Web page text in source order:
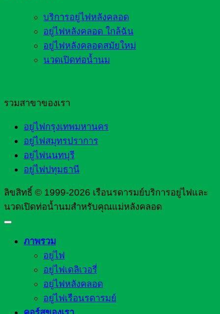
บริการอยู่ไฟหลังคลอด
อยู่ไฟหลังคลอด ใกล้ฉัน
อยู่ไฟหลังคลอดสมัยใหม่
นวดเปิดท่อน้ำนม
รวมสาขาของเรา
อยู่ไฟกรุงเทพมหานคร
อยู่ไฟสมุทรปราการ
อยู่ไฟนนทบุรี
อยู่ไฟปทุมธานี
ลิขสิทธิ์ © 1999-2026 เรือนรดารมย์บริการอยู่ไฟและ
นวดเปิดท่อน้ำนมสำหรับคุณแม่หลังคลอด
ภาพรวม
อยู่ไฟ
อยู่ไฟเดลิเวอรี่
อยู่ไฟหลังคลอด
อยู่ไฟเรือนรดารมย์